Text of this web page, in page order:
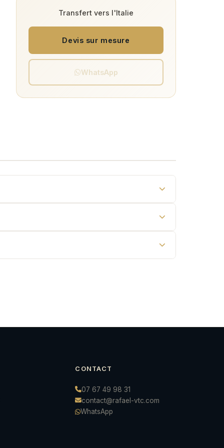
Transfert vers l'Italie
Devis sur mesure
WhatsApp
CONTACT
07 67 49 98 31
contact@rafael-vtc.com
WhatsApp